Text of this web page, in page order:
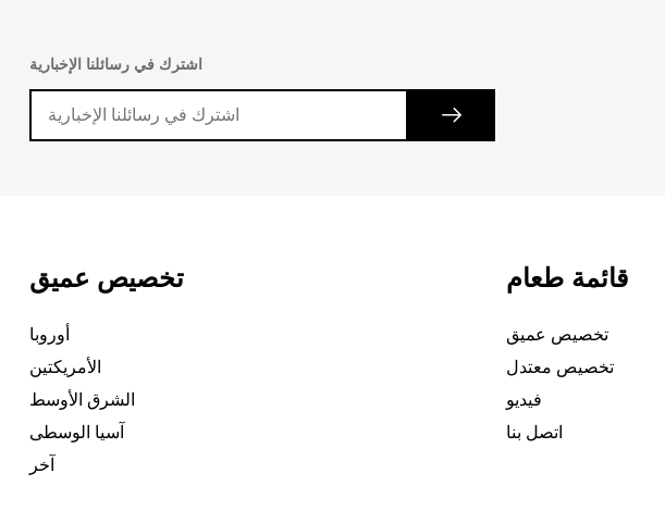
اشترك في رسائلنا الإخبارية
تخصيص عميق
أوروبا
الأمريكتين
الشرق الأوسط
آسيا الوسطى
آخر
قائمة طعام
تخصيص عميق
تخصيص معتدل
فيديو
اتصل بنا